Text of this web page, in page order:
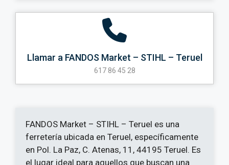
Llamar a FANDOS Market – STIHL – Teruel
617 86 45 28
FANDOS Market – STIHL – Teruel es una
ferretería ubicada en Teruel, específicamente
en Pol. La Paz, C. Atenas, 11, 44195 Teruel. Es
el lugar ideal para aquellos que buscan una